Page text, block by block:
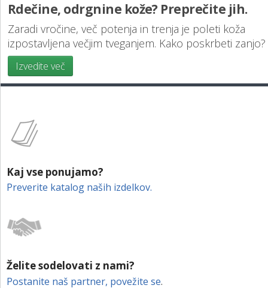
SVETOVALNI CENTER
BLOG
KONTAKT
PRIJAVA
jih.
zanjo?
Tu smo za vas
Naš poklon neopevanim junakom -
delavcem, družinskim oskrbovalcem,
prijateljem.
Izvedite več
Kaj vse ponujamo?
Preverite katalog naših izdelkov.
Želite sodelovati z nami?
Postanite naš partner, povežite se.